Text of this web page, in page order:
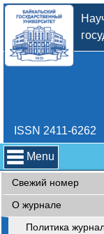
ISSN 2411-6262
Menu
Свежий номер
О журнале
Политика